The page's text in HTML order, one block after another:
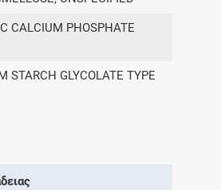
CALCIUM PHOSPHATE
STARCH GLYCOLATE TYPE